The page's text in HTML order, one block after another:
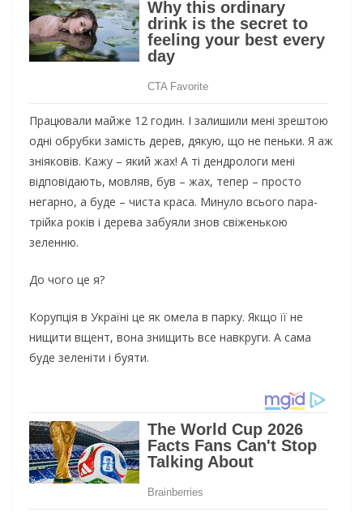
Працювали майже 12 годин. І залишили мені зрештою
одні обрубки замість дерев, дякую, що не пеньки. Я аж
зніяковів. Кажу – який жах! А ті дендрологи мені
відповідають, мовляв, був – жах, тепер – просто
негарно, а буде – чиста краса. Минуло всього пара-
трійка років і дерева забуяли знов свіженькою
зеленню.
До чого це я?
Корупція в Україні це як омела в парку. Якщо її не
нищити вщент, вона знищить все навкруги. А сама
буде зеленіти і буяти.